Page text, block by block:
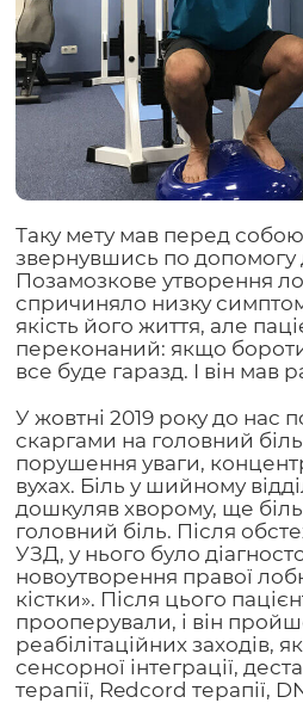
Таку мету мав перед
звернувшись по допомогу
Позамозкове утворення
спричиняло низку
якість його життя, але
переконаний: якщо
все буде гаразд. І він мав
У жовтні 2019 року до нас
скаргами на головний
порушення уваги,
вухах. Біль у шийному
дошкуляв хворому, ще
головний біль. Після
УЗД, у нього було
новоутворення правої
кістки». Після цього
прооперували, і він
реабілітаційних заходів,
сенсорної інтеграції,
терапії, Redcord терапії,